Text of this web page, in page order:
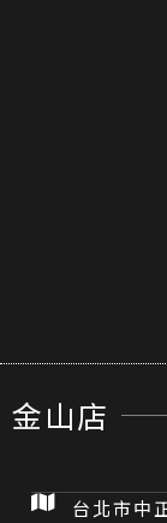
金山店
台北市中